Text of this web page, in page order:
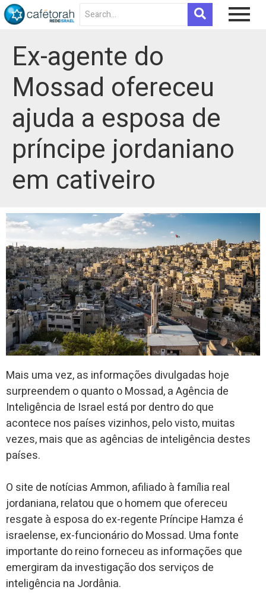
Ex-agente do
Mossad ofereceu
ajuda a esposa de
príncipe jordaniano
em cativeiro
Mais uma vez, as informações divulgadas hoje
surpreendem o quanto o Mossad, a Agência de
Inteligência de Israel está por dentro do que
acontece nos países vizinhos, pelo visto, muitas
vezes, mais que as agências de inteligência destes
países.
O site de notícias Ammon, afiliado à família real
jordaniana, relatou que o homem que ofereceu
resgate à esposa do ex-regente Príncipe Hamza é
israelense, ex-funcionário do Mossad. Uma fonte
importante do reino forneceu as informações que
emergiram da investigação dos serviços de
inteligência na Jordânia.